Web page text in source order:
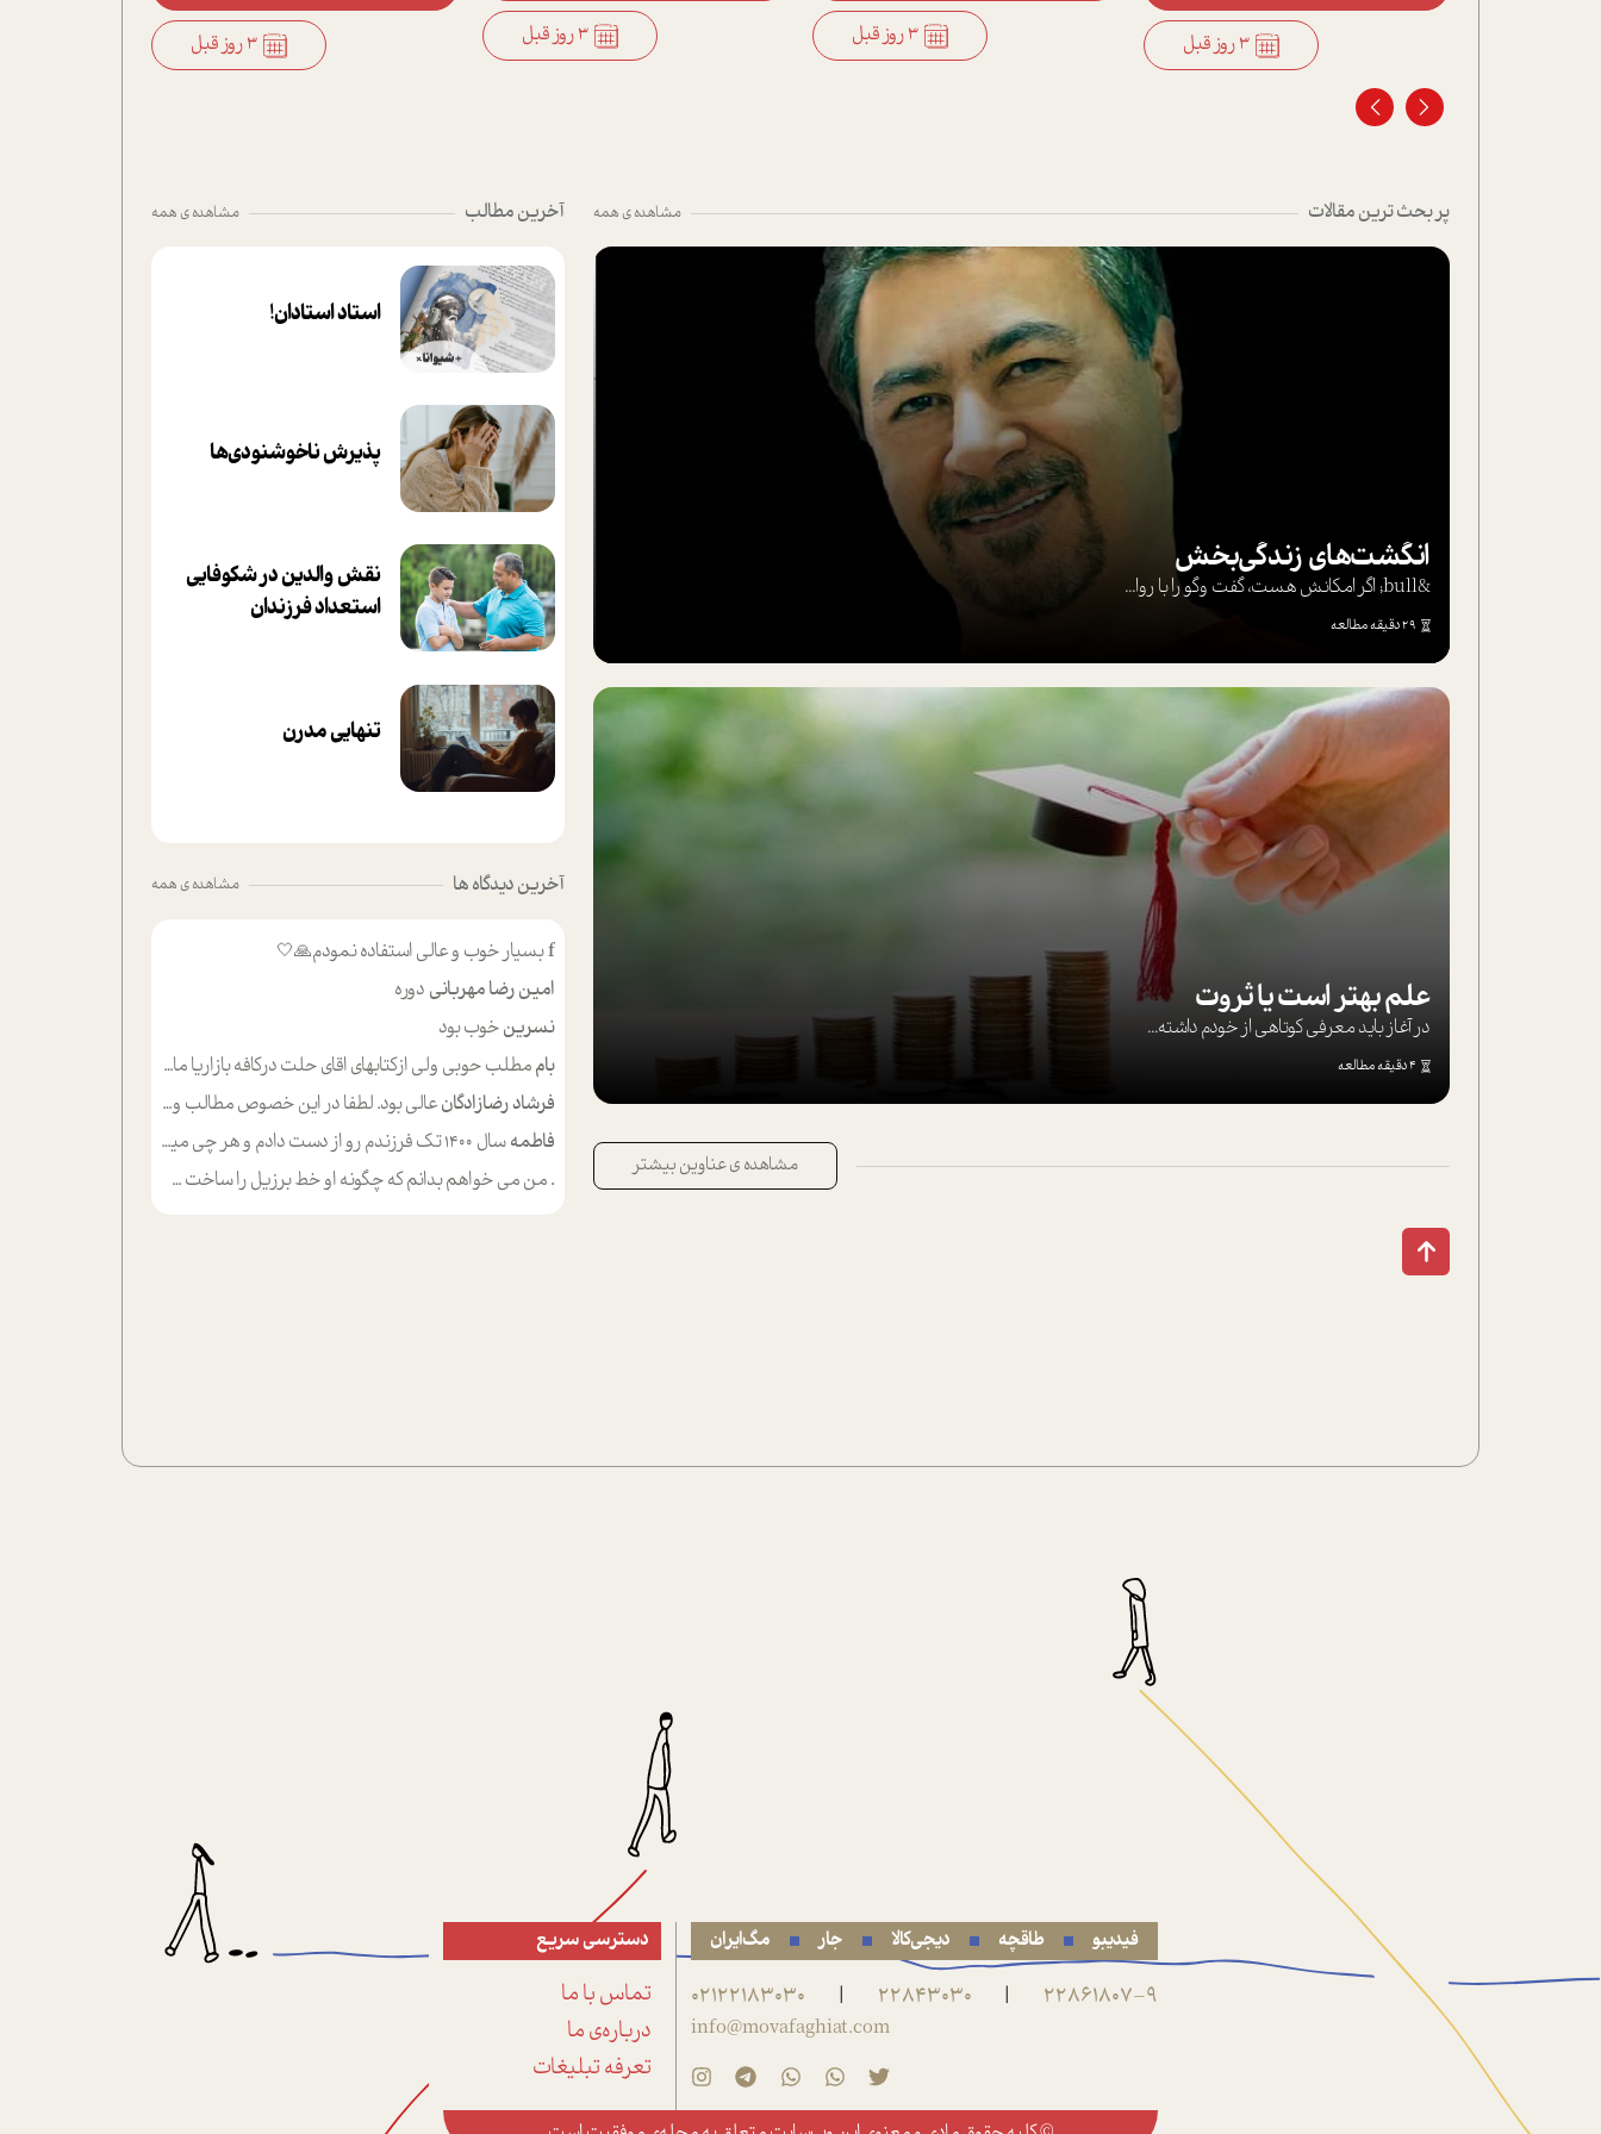
3 روز قبل 3 روز قبل 3 روز قبل 3 روز قبل
پر بحث ترین مقالات مشاهده ی همه
انگشت‌های‌ زندگی‌بخش
&bull; اگر امکانش هست، گفت وگو را با روا...
29 دقیقه مطالعه
علم بهتر است یا ثروت
در آغاز باید معرفی کوتاهی از خودم داشته...
4 دقیقه مطالعه
مشاهده ی عناوین بیشتر
آخرین مطالب مشاهده ی همه
استاد استادان!
پذیرش ناخوشنودی‌ها
نقش والدین در شکوفا‌یی
ا‌ستعداد فرزندان‌
تنهایی مدرن
آخرین دیدگاه ها مشاهده ی همه
fبسیار خوب و عالی استفاده نمودم🙏🤍
امین رضا مهربانی دوره
نسرینخوب بود
باممطلب حوبی ولی ازکتابهای اقای حلت درکافه بازاریا مایکت میزاشتن رایگان خوب بود ولی هرکدام خلاصه شده ش تومجله از طریق سایت هم خوبه اینکه درزیر اخرصفحه گذاشته شده خب ادم خبره میره نصب میکنه میخونه ولی هرکسی گوشیش ظرفیتش نداره باتشکر
فرشاد رضازادگانعالی بود. لطفا در این خصوص مطالب و مثال های بیشتر ی ارایه دهید
فاطمهسال ۱۴۰۰ تک فرزندم رو از دست دادم و هر چی میگذره حالم بدتر میشه و دلتنگتر تنایی رو ترجیح دادم و معاشرت برام سخت شده
.من می خواهم بدانم که چگونه او خط برزیل را ساخت چگونه با چه چیز هایی
فیدیبو طاقچه دیجی‌کالا جار مگ‌ایران
22861807-9
|
22843030
|
02122183030
info@movafaghiat.com
دسترسی سریع
تماس با ما
درباره‌ی ما
تعرفه تبلیغات